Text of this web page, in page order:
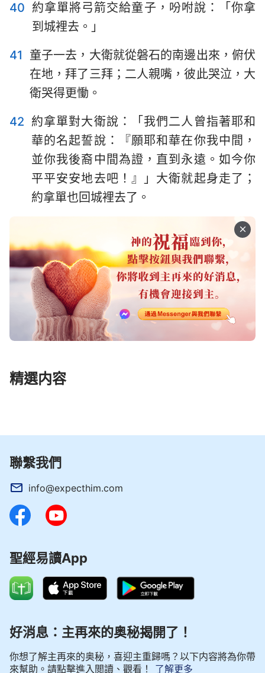
40 約拿單將弓箭交給童子，吩咐說：「你拿
到城裡去。」
41
童子一去，大衛就從磐石的南邊出來，俯伏
在地，拜了三拜；二人親嘴，彼此哭泣，大
衛哭得更慟。
42 約拿單對大衛說：「我們二人曾指著耶和
華的名起誓說：『願耶和華在你我中間，
並你我後裔中間為證，直到永遠。如今你
平平安安地去吧！』」大衛就起身走了；
約拿單也回城裡去了。
精選内容
聯繫我們
info@expecthim.com
聖經易讀App
好消息：主再來的奥秘揭開了！
你想了解主再來的奥秘，喜迎主重歸嗎？以下内容將為你帶
來幫助。請點擊進入閲讀、觀看！
了解更多